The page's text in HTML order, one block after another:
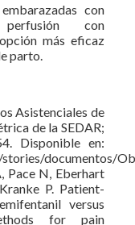
con
perfusión con
más eficaz
parto.
Asistenciales de
de la SEDAR;
Disponible en:
stories/documentos/
Pace N, Eberhart
P. Patient-
versus
for pain